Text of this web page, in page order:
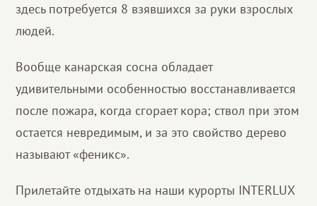
здесь потребуется 8 взявшихся за руки взрослых
людей.
Вообще канарская сосна обладает
удивительными особенностью восстанавливается
после пожара, когда сгорает кора; ствол при этом
остается невредимым, и за это свойство дерево
называют «феникс».
Прилетайте отдыхать на наши курорты INTERLUX